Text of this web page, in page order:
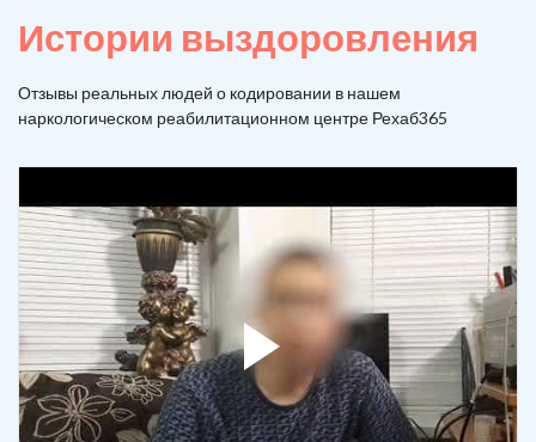
Истории выздоровления
Отзывы реальных людей о кодировании в нашем
наркологическом реабилитационном центре Рехаб365